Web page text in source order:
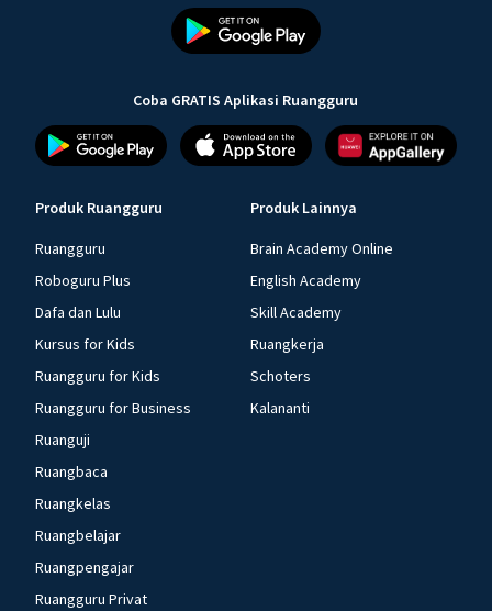
Coba GRATIS Aplikasi Ruangguru
Produk Ruangguru
Ruangguru
Roboguru Plus
Dafa dan Lulu
Kursus for Kids
Ruangguru for Kids
Ruangguru for Business
Ruanguji
Ruangbaca
Ruangkelas
Ruangbelajar
Ruangpengajar
Ruangguru Privat
Produk Lainnya
Brain Academy Online
English Academy
Skill Academy
Ruangkerja
Schoters
Kalananti